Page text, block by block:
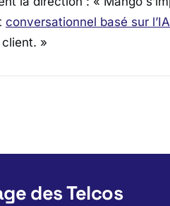
conversationnel basé sur
»
des Telcos